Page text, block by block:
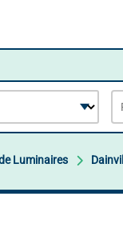
Luminaires